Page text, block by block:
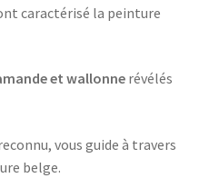
caractérisé la peinture
et wallonnerévélés
vous guide à travers
belge.